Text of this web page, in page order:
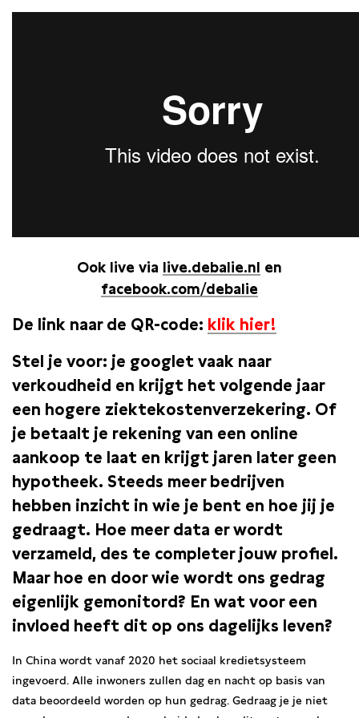
Ook live via live.debalie.nl en
facebook.com/debalie
De link naar de QR-code: klik hier!
Stel je voor: je googlet vaak naar
verkoudheid en krijgt het volgende jaar
een hogere ziektekostenverzekering. Of
je betaalt je rekening van een online
aankoop te laat en krijgt jaren later geen
hypotheek. Steeds meer bedrijven
hebben inzicht in wie je bent en hoe jij je
gedraagt. Hoe meer data er wordt
verzameld, des te completer jouw profiel.
Maar hoe en door wie wordt ons gedrag
eigenlijk gemonitord? En wat voor een
invloed heeft dit op ons dagelijks leven?
In China wordt vanaf 2020 het sociaal kredietsysteem
ingevoerd. Alle inwoners zullen dag en nacht op basis van
data beoordeeld worden op hun gedrag. Gedraag je je niet